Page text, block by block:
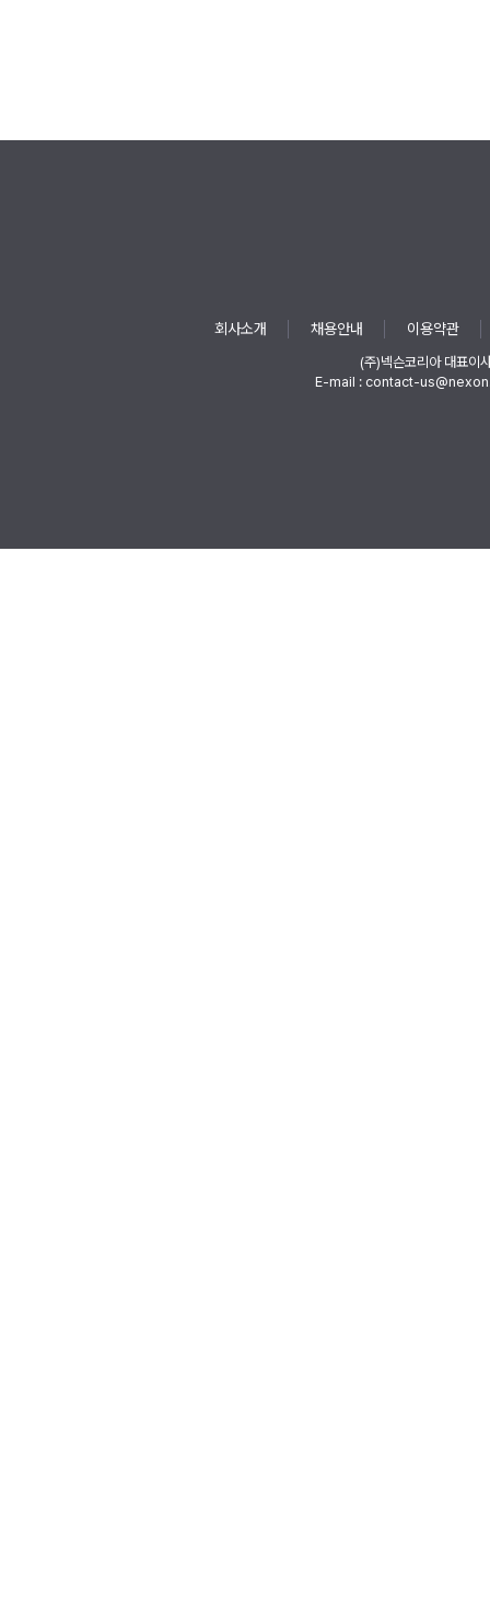
회사소개 채용안내 이용약관
(주)넥슨코리아 대표이
E-mail : contact-